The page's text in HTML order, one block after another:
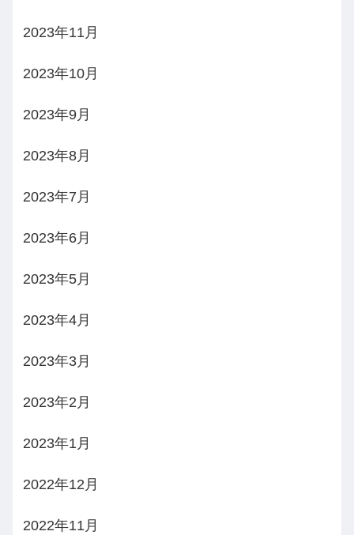
2023年11月
2023年10月
2023年9月
2023年8月
2023年7月
2023年6月
2023年5月
2023年4月
2023年3月
2023年2月
2023年1月
2022年12月
2022年11月